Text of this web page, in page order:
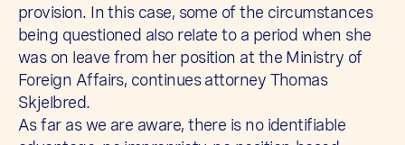
provision. In this case, some of the circumstances
being questioned also relate to a period when she
was on leave from her position at the Ministry of
Foreign Affairs, continues attorney Thomas
Skjelbred.
As far as we are aware, there is no identifiable